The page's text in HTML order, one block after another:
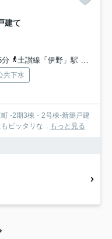
建て
分
土讃線「伊野」駅 徒歩10分
共下水
-2期3棟・2号棟-新築戸建
ピッタリな... もっと見る